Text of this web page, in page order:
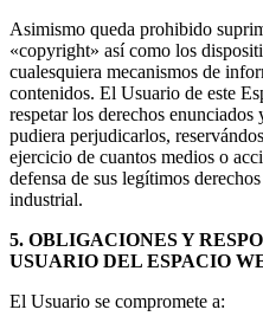
Asimismo queda prohibido
«copyright» así como los
cualesquiera mecanismos de
contenidos. El Usuario de este
respetar los derechos
pudiera perjudicarlos,
ejercicio de cuantos medios o
defensa de sus legítimos
industrial.
5. OBLIGACIONES Y
USUARIO DEL ESPACIO
El Usuario se compromete a: